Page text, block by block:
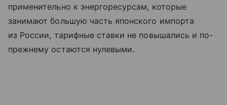
применительно к энергоресурсам, которые
занимают большую часть японского импорта
из России, тарифные ставки не повышались и по-
прежнему остаются нулевыми.